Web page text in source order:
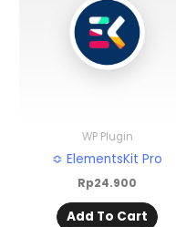
WP Plugin
≎ ElementsKit Pro
Rp24.900
Add To Cart